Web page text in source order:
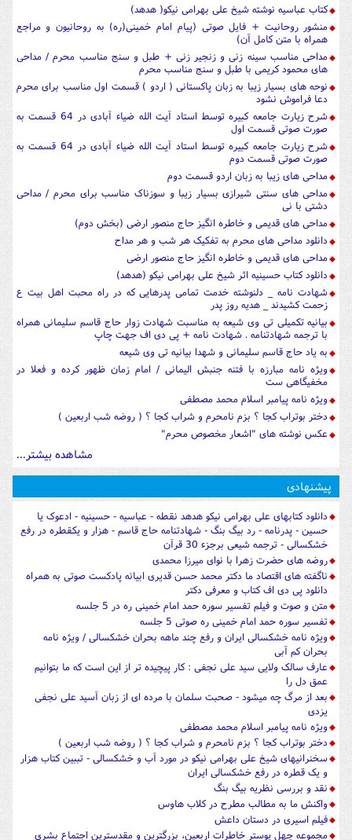
کتاب عباسیه نوشته شیخ علی بهرامی نیکو( هدهد)
منشور روحانیت + فایل صوتی (پیام امام خمینی(ره) به روحانیون و مراجع
همراه با متن کامل آن)
مداحی مناسب سینه زنی و زنجیر زنی + طبل و سنج مناسب محرم / مداحی
های محمود کریمی با طبل و سنج مناسب محرم
نوحه های بسیار زیبا به زبان پاکستانی ( اردو ) قسمت اول مناسب برای محرم
دعا فراموش نشود
شرح زیارت جامعه کبیره توسط استاد آیت الله ضیاء آبادی در 64 قسمت به
صورت صوتی قسمت اول
شرح زیارت جامعه کبیره توسط استاد آیت الله ضیاء آبادی در 64 قسمت به
صورت صوتی قسمت دوم
مداحی های زیبا به زبان اردو قسمت دوم
مداحی های سنتی شیرازی بسیار زیبا و سوزناک مناسب برای محرم / مداحی
دشتی با نی
مداحی های قدیمی و خاطره انگیز حاج منصور ارضی (بخش دوم)
دانلود مداحی های محرم به تفکیک هر شب و هر مداح
مداحی های قدیمی و خاطره انگیز حاج منصور ارضی
دانلود کتاب حسینیه اثر شیخ علی بهرامی نیکو (هدهد)
شهادت نامه _ دلنوشته خدمت تمامی پدرهایی که در راه محبت اهل بیت ع
زحمت کشیدند _ هدیه روز پدر
بیانیه تکمیلی تی وی شیعه به مناسبت شهادت زوار حاج قاسم سلیمانی همراه
با ترجمه شهادتنامه . شهادت نامه + پی دی اف جهت چاپ
به یاد حاج قاسم سلیمانی و شهدا بیانیه تی وی شیعه
ویژه نامه مبارزه با فتنه جنبش الیمانی / امام زمان ظهور کرده و فعلا در
مخفیگاهی ست
ویژه نامه پیامبر اسلام محمد مصطفی
دختر بوتراب کجا ؟ بزم نامحرم و شراب کجا ؟ ( روضه شب اربعین )
عکس نوشته های "اشعار مخصوص محرم"
مشاهده بیشتر...
پیشنهادی
دانلود کتابهای علی بهرامی نیکو هدهد نقطه - عباسیه - حسینیه - ادعوک یا
حسین - پدرنامه - رد بیگ بنگ - شهادتنامه حاج قاسم - هزار و یکقطره در رفع
خشکسالی - ترجمه شیعی برجزء 30 قرآن
روضه های حضرت زهرا با نوای میرزا محمدی
ناگفته های اقتصاد ما دکتر محمد حسن قدیری ابیانه پادکست صوتی به همراه
دانلود پی دی اف کتاب و معرفی دکتر
متن و صوت و فیلم تفسیر سوره حمد امام خمینی ره در 5 جلسه
تفسیر سوره حمد امام خمینی ره صوتی 5 جلسه
ویژه نامه خشکسالی ایران و رفع چند ماهه بحران خشکسالی / ویژه نامه
بحران کم آبی
عارف سالک ولایی سید علی نجفی : کار پیچیده تر از این است که ما بتوانیم
عمق دل را
بعد از مرگ چه میشود - صحبت سلمان با مرده ای از زبان آسید علی نجفی
یزدی
ویژه نامه پیامبر اسلام محمد مصطفی
دختر بوتراب کجا ؟ بزم نامحرم و شراب کجا ؟ ( روضه شب اربعین )
سخنرانیهای شیخ علی بهرامی نیکو در مورد آب و خشکسالی - تببین کتاب هزار
و یک قطره در رفع خشکسالی ایران
نقد و بررسی نظریه بیگ بنگ
واکنش ما به مطالب مطرح در کلاب هاوس
فیلم اسیری در دستان داعش
مجموعه چهل پوستر خاطرات اربعین، بزرگترین و مقدسترین اجتماع بشری